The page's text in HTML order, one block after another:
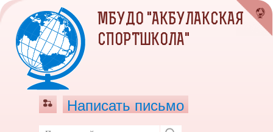
МБУДО "АКБУЛАКСКАЯ
СПОРТШКОЛА"
Написать письмо